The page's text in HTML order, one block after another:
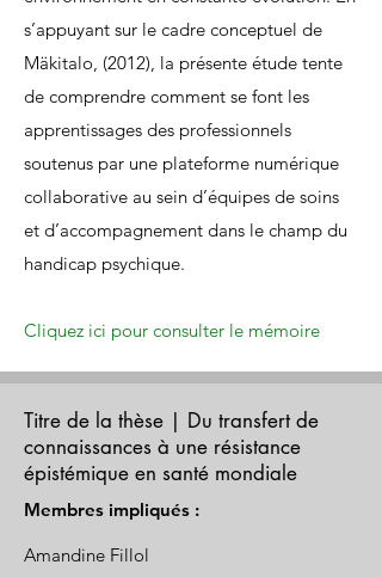
s’appuyant sur le cadre conceptuel de
Mäkitalo, (2012), la présente étude tente
de comprendre comment se font les
apprentissages des professionnels
soutenus par une plateforme numérique
collaborative au sein d’équipes de soins
et d’accompagnement dans le champ du
handicap psychique.
Cliquez ici pour consulter le mémoire
Titre de la thèse | Du transfert de
connaissances à une résistance
épistémique en santé mondiale
Membres impliqués :
Amandine Fillol